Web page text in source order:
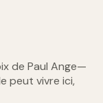
de Paul Ange—
peut vivre ici,